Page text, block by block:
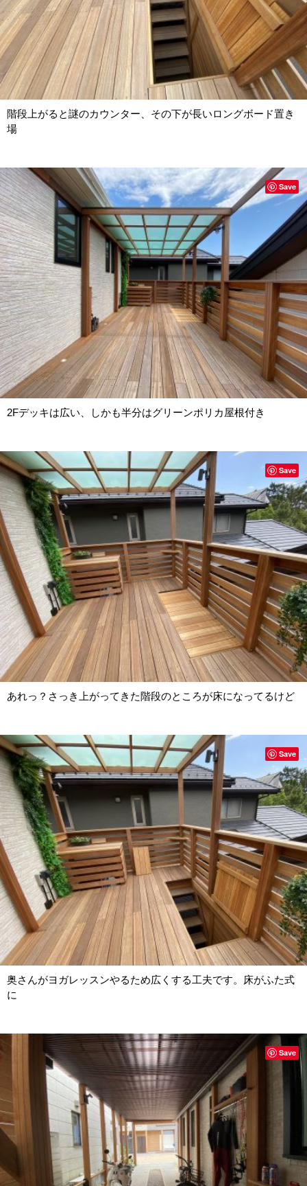
階段上がると謎のカウンター、その下が長いロングボード置き
場
2Fデッキは広い、しかも半分はグリーンポリカ屋根付き
Save
あれっ？さっき上がってきた階段のところが床になってるけど
Save
奥さんがヨガレッスンやるため広くする工夫です。床がふた式
に
Save
Save